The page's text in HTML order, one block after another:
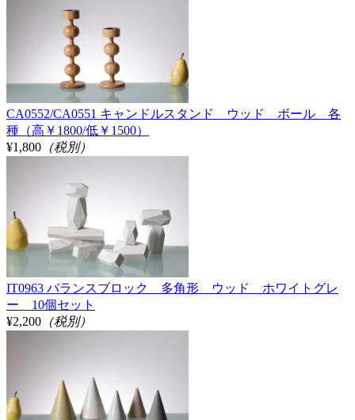
CA0552/CA0551 キャンドルスタンド ウッド ボール 各
種（高￥1800/低￥1500）
¥1,800 （税別）
IT0963 バランスブロック 多角形 ウッド ホワイトグレ
ー 10個セット
¥2,200 （税別）